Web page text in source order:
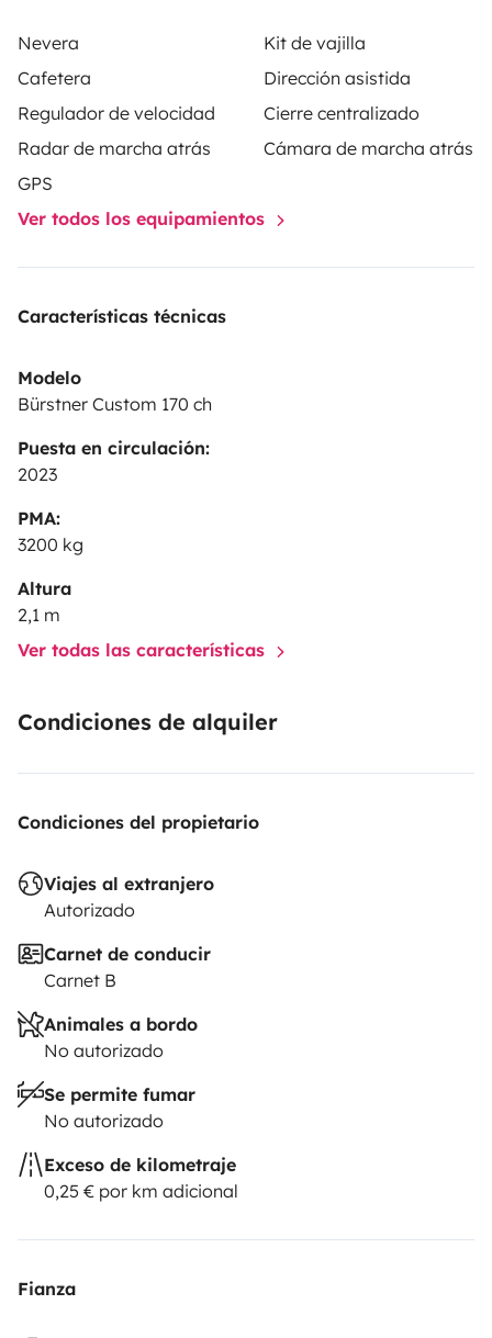
Nevera
Kit de vajilla
Cafetera
Dirección asistida
Regulador de velocidad
Cierre centralizado
Radar de marcha atrás
Cámara de marcha atrás
GPS
Ver todos los equipamientos
Características técnicas
Modelo
Bürstner Custom 170 ch
Puesta en circulación:
2023
PMA:
3200 kg
Altura
2,1 m
Ver todas las características
Condiciones de alquiler
Condiciones del propietario
Viajes al extranjero
Autorizado
Carnet de conducir
Carnet B
Animales a bordo
No autorizado
Se permite fumar
No autorizado
Exceso de kilometraje
0,25 € por km adicional
Fianza